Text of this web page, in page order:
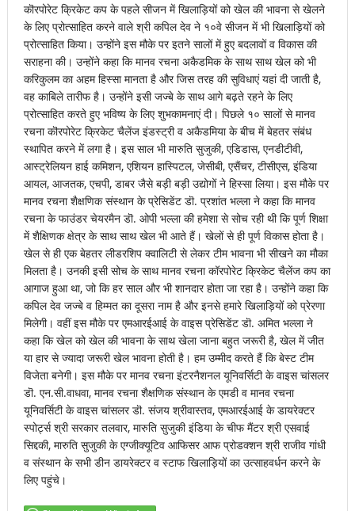
कॊरपोरेट क्रिकेट कप के पहले सीजन में खिलाड़ियों को खेल की भावना से खेलने
के लिए प्रोत्साहित करने वाले श्री कपिल देव ने १०वे सीजन में भी खिलाड़ियों को
प्रोत्साहित किया। उन्होंने इस मौके पर इतने सालों में हुए बदलावों व विकास की
सराहना की। उन्होंने कहा कि मानव रचना अकैडमिक के साथ साथ खेल को भी
करिकुलम का अहम हिस्सा मानता है और जिस तरह की सुविधाएं यहां दी जाती है,
वह काबिले तारीफ है। उन्होंने इसी जज्बे के साथ आगे बढ़ते रहने के लिए
प्रोत्साहित करते हुए भविष्य के लिए शुभकामनाएं दी। पिछले १० सालों से मानव
रचना कॊरपोरेट क्रिकेट चैलेंज इंडस्ट्री व अकैडमिया के बीच में बेहतर संबंध
स्थापित करने में लगा है। इस साल भी मारुति सुजुकी, एडिडास, एनडीटीवी,
आस्ट्रेलियन हाई कमिशन, एशियन हास्पिटल, जेसीबी, एसैंचर, टीसीएस, इंडिया
आयल, आजतक, एचपी, डाबर जैसे बड़ी बड़ी उद्योगों ने हिस्सा लिया। इस मौके पर
मानव रचना शैक्षणिक संस्थान के प्रेसिडेंट डॊ. प्रशांत भल्ला ने कहा कि मानव
रचना के फाउंडर चेयरमैन डॊ. ओपी भल्ला की हमेशा से सोच रही थी कि पूर्ण शिक्षा
में शैक्षिणक क्षेत्र के साथ साथ खेल भी आते हैं। खेलों से ही पूर्ण विकास होता है।
खेल से ही एक बेहतर लीडरशिप क्वालिटी से लेकर टीम भावना भी सीखने का मौका
मिलता है। उनकी इसी सोच के साथ मानव रचना कॉरपोरेट क्रिकेट चैलेंज कप का
आगाज हुआ था, जो कि हर साल और भी शानदार होता जा रहा है। उन्होंने कहा कि
कपिल देव जज्बे व हिम्मत का दूसरा नाम है और इनसे हमारे खिलाड़ियों को प्रेरणा
मिलेगी। वहीं इस मौके पर एमआरईआई के वाइस प्रेसिडेंट डॊ. अमित भल्ला ने
कहा कि खेल को खेल की भावना के साथ खेला जाना बहुत जरूरी है, खेल में जीत
या हार से ज्यादा जरूरी खेल भावना होती है। हम उम्मीद करते हैं कि बेस्ट टीम
विजेता बनेगी। इस मौके पर मानव रचना इंटरनैशनल यूनिवर्सिटी के वाइस चांसलर
डॊ. एन.सी.वाधवा, मानव रचना शैक्षणिक संस्थान के एमडी व मानव रचना
यूनिवर्सिटी के वाइस चांसलर डॊ. संजय श्रीवास्तव, एमआरईआई के डायरेक्टर
स्पोर्ट्स श्री सरकार तलवार, मारुति सुजुकी इंडिया के चीफ मैंटर श्री एसवाई
सिद्दकी, मारुति सुजुकी के एग्जीक्यूटिव आफिसर आफ प्रोडक्शन श्री राजीव गांधी
व संस्थान के सभी डीन डायरेक्टर व स्टाफ खिलाड़ियों का उत्साहवर्धन करने के
लिए पहुंचे।